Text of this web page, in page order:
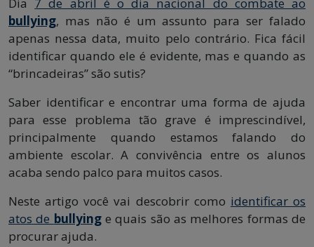
Dia 7 de abril é o dia nacional do combate ao
bullying, mas não é um assunto para ser falado
apenas nessa data, muito pelo contrário. Fica fácil
identificar quando ele é evidente, mas e quando as
“brincadeiras” são sutis?
Saber identificar e encontrar uma forma de ajuda
para esse problema tão grave é imprescindível,
principalmente quando estamos falando do
ambiente escolar. A convivência entre os alunos
acaba sendo palco para muitos casos.
Neste artigo você vai descobrir como identificar os
atos de bullyinge quais são as melhores formas de
procurar ajuda.